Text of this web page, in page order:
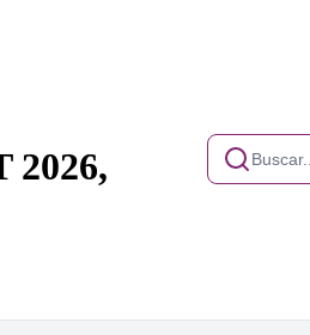
2026,